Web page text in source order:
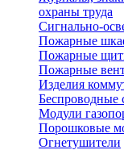
охраны труда
Сигнально-
Пожарные
Пожарные
Пожарные
Изделия
Беспроводные
Модули
Порошковые
Огнетушители